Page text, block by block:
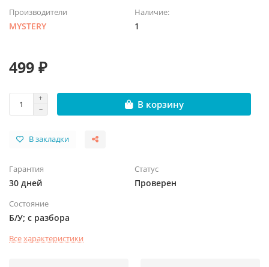
Производители
MYSTERY
Наличие:
1
499 ₽
В корзину
В закладки
Гарантия
30 дней
Статус
Проверен
Состояние
Б/У; с разбора
Все характеристики